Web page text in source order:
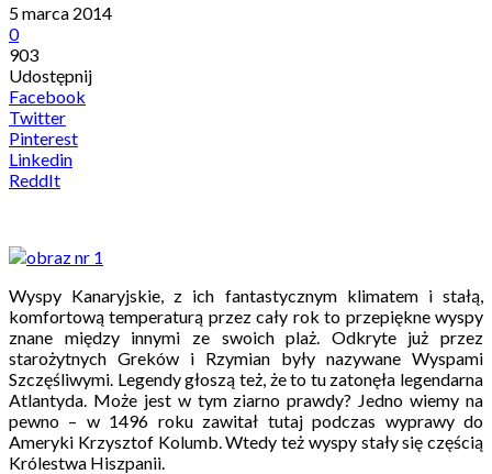
5 marca 2014
0
903
Udostępnij
Facebook
Twitter
Pinterest
Linkedin
ReddIt
Wyspy Kanaryjskie, z ich fantastycznym klimatem i stałą,
komfortową temperaturą przez cały rok to przepiękne wyspy
znane między innymi ze swoich plaż. Odkryte już przez
starożytnych Greków i Rzymian były nazywane Wyspami
Szczęśliwymi. Legendy głoszą też, że to tu zatonęła legendarna
Atlantyda. Może jest w tym ziarno prawdy? Jedno wiemy na
pewno – w 1496 roku zawitał tutaj podczas wyprawy do
Ameryki Krzysztof Kolumb. Wtedy też wyspy stały się częścią
Królestwa Hiszpanii.